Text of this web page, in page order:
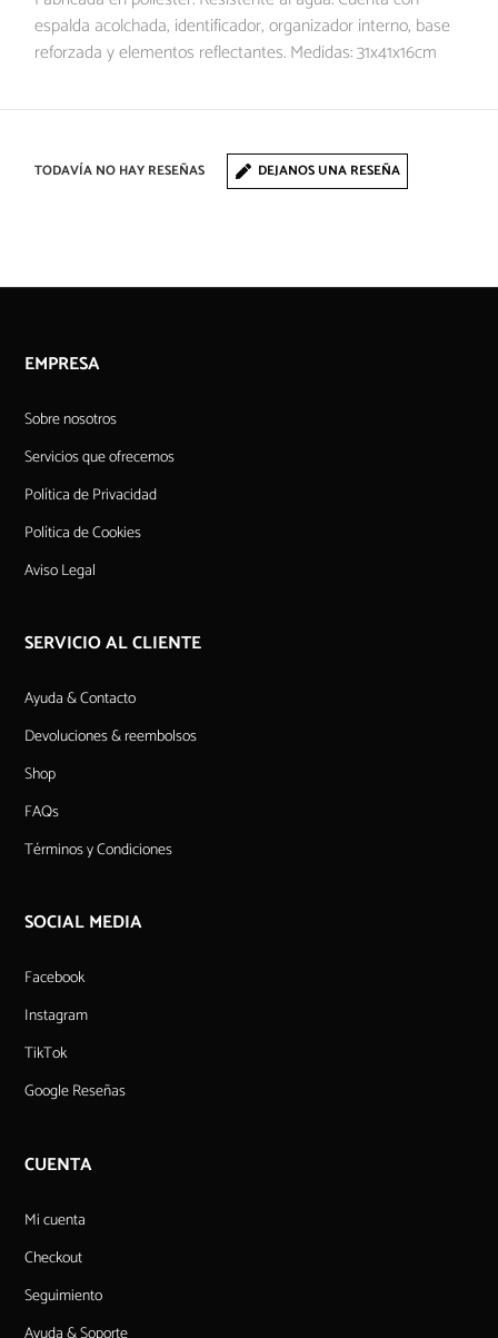
espalda acolchada, identificador, organizador interno, base
reforzada y elementos reflectantes. Medidas: 31x41x16cm
TODAVÍA NO HAY RESEÑAS DEJANOS UNA RESEÑA
EMPRESA
Sobre nosotros
Servicios que ofrecemos
Política de Privacidad
Política de Cookies
Aviso Legal
SERVICIO AL CLIENTE
Ayuda & Contacto
Devoluciones & reembolsos
Shop
FAQs
Términos y Condiciones
SOCIAL MEDIA
Facebook
Instagram
TikTok
Google Reseñas
CUENTA
Mi cuenta
Checkout
Seguimiento